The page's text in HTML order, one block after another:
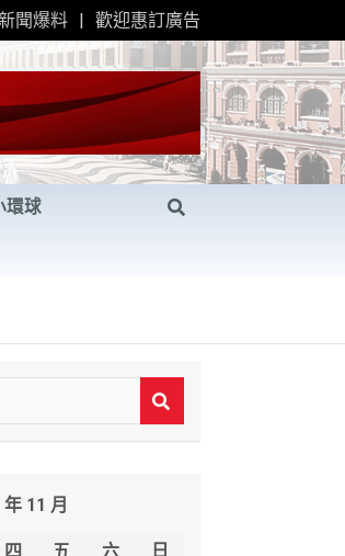
聞爆料 歡迎惠訂廣告
環球
11 月
四 五 六
日